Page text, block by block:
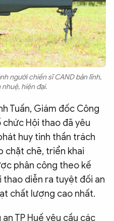
người chiến sĩ CAND bản lĩnh,
hiện đại.
Tuấn, Giám đốc Công
chức Hội thao đã yêu
huy tinh thần trách
chặt chẽ, triển khai
phân công theo kế
thao diễn ra tuyệt đối an
chất lượng cao nhất.
TP Huế yêu cầu các